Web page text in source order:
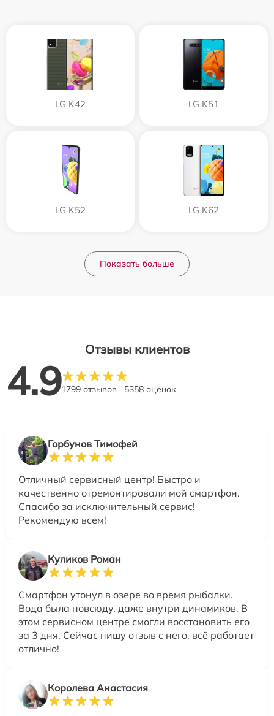
LG K42 LG K51
LG K52 LG K62
Показать больше
Отзывы клиентов
4.91799 отзывов 5358 оценок
Горбунов Тимофей
Отличный сервисный центр! Быстро и
качественно отремонтировали мой смартфон.
Спасибо за исключительный сервис!
Рекомендую всем!
Куликов Роман
Смартфон утонул в озере во время рыбалки.
Вода была повсюду, даже внутри динамиков. В
этом сервисном центре смогли восстановить его
за 3 дня. Сейчас пишу отзыв с него, всё работает
отлично!
Королева Анастасия